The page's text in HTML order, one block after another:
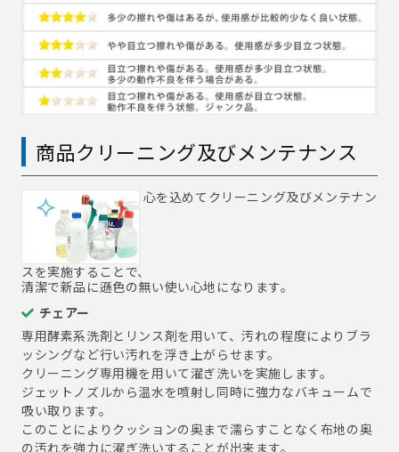
商品クリーニング及びメンテナンス
心を込めてクリーニング及びメンテナン
スを実施することで、
清潔で新品に遜色の無い使い心地になります。
チェアー
専用酵素系洗剤とリンス剤を用いて、汚れの程度によりブラ
ッシングなど行い汚れを浮き上がらせます。
クリーニング専用機を用いて濯ぎ洗いを実施します。
ジェットノズルから温水を噴射し同時に強力なバキュームで
吸い取ります。
このことによりクッションの奥まで濡らすことなく布地の奥
の汚れを強力に濯ぎ洗いすることが出来ます。